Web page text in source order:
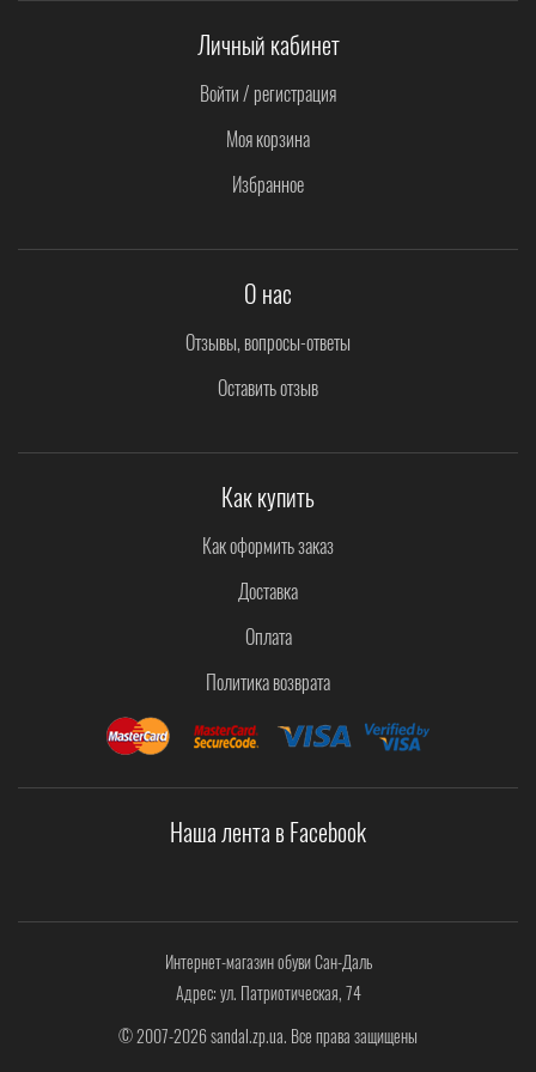
Личный кабинет
Войти / регистрация
Моя корзина
Избранное
О нас
Отзывы, вопросы-ответы
Оставить отзыв
Как купить
Как оформить заказ
Доставка
Оплата
Политика возврата
Наша лента в Facebook
Интернет-магазин обуви Сан-Даль
Адрес: ул. Патриотическая, 74
© 2007-2026 sandal.zp.ua. Все права защищены